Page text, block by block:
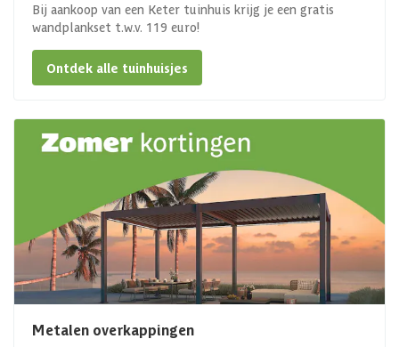
Bij aankoop van een Keter tuinhuis krijg je een gratis
wandplankset t.w.v. 119 euro!
Ontdek alle tuinhuisjes
Metalen overkappingen